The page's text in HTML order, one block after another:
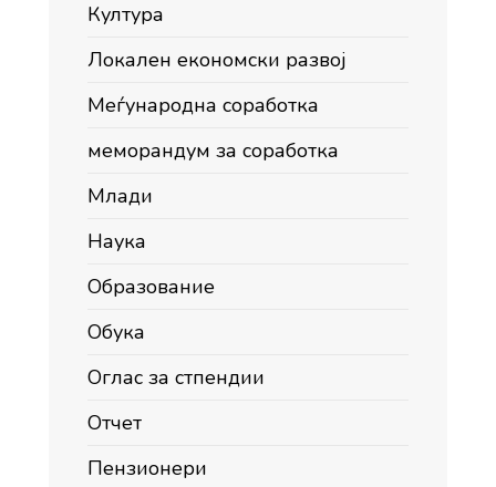
Култура
Локален економски развој
Меѓународна соработка
меморандум за соработка
Млади
Наука
Образование
Обука
Оглас за стпендии
Отчет
Пензионери